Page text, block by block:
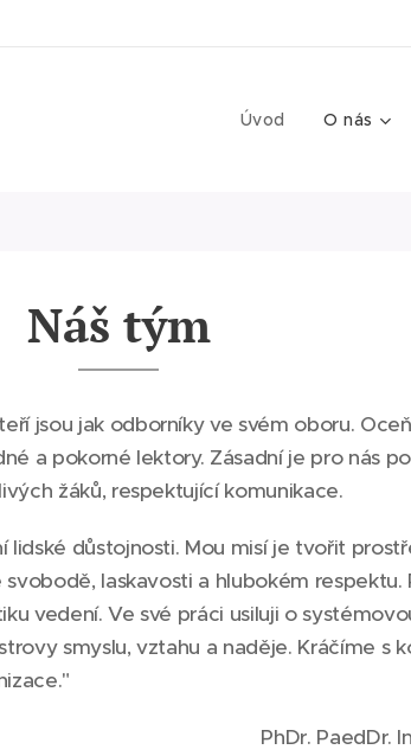
Úvod O nás
Náš tým
jsou jak odborníky ve svém oboru.
a pokorné lektory. Zásadní je pro nás
žáků, respektující komunikace.
důstojnosti. Mou misí je tvořit
laskavosti a hlubokém respektu.
vedení. Ve své práci usiluji o
smyslu, vztahu a naděje. Kráčíme s
PhDr. PaedDr.